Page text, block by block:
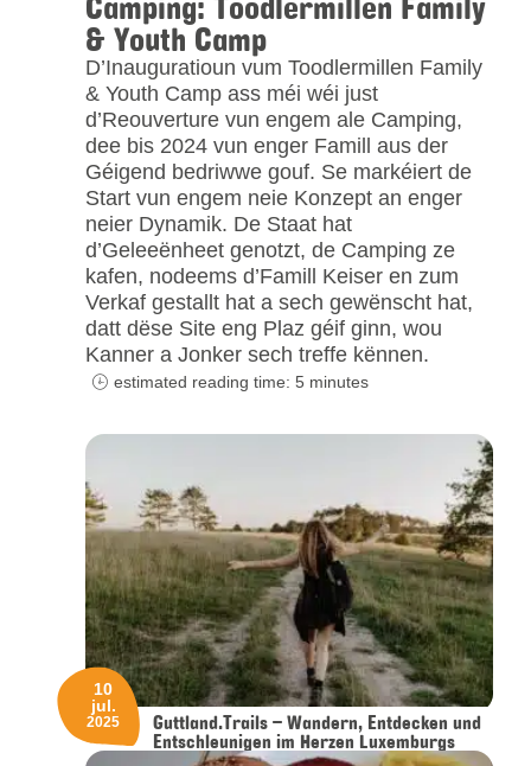
& Youth Camp
D’Inauguratioun vum Toodlermillen Family
& Youth Camp ass méi wéi just
d’Reouverture vun engem ale Camping,
dee bis 2024 vun enger Famill aus der
Géigend bedriwwe gouf. Se markéiert de
Start vun engem neie Konzept an enger
neier Dynamik. De Staat hat
d’Geleeënheet genotzt, de Camping ze
kafen, nodeems d’Famill Keiser en zum
Verkaf gestallt hat a sech gewënscht hat,
datt dëse Site eng Plaz géif ginn, wou
Kanner a Jonker sech treffe kënnen.
estimated reading time: 5 minutes
Guttland.Trails – Wandern, Entdecken und
Entschleunigen im Herzen Luxemburgs
10
jul.
2025